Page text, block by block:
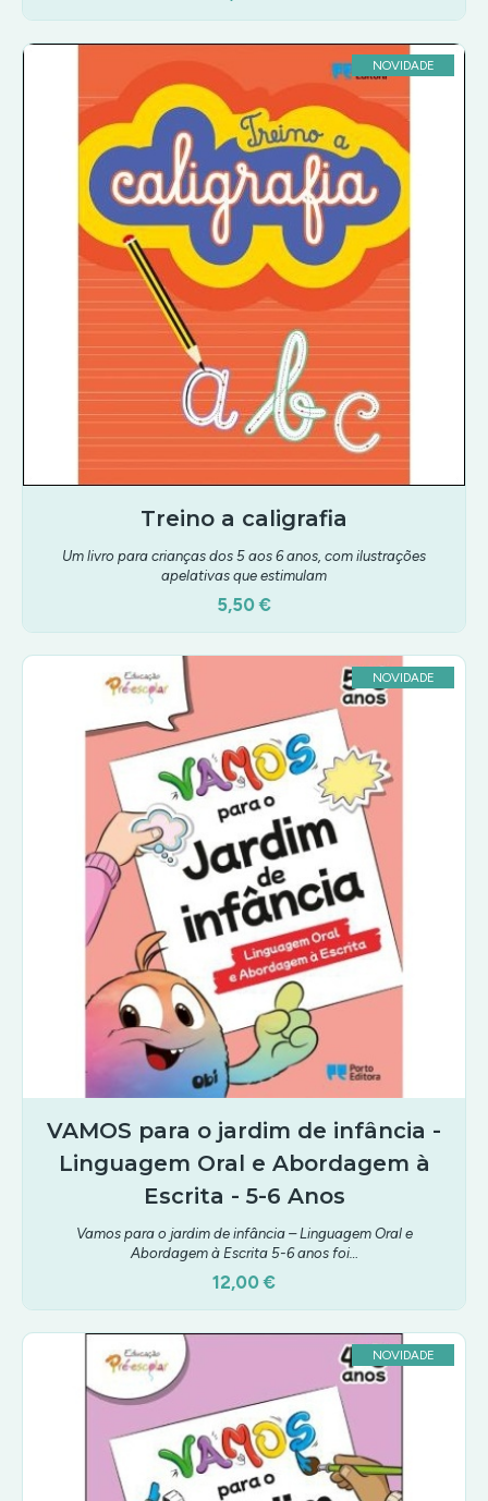
NOVIDADE
Treino a caligrafia
Um livro para crianças dos 5 aos 6 anos, com ilustrações
apelativas que estimulam
5,50 €
NOVIDADE
VAMOS para o jardim de infância -
Linguagem Oral e Abordagem à
Escrita - 5-6 Anos
Vamos para o jardim de infância – Linguagem Oral e
Abordagem à Escrita 5-6 anos foi…
12,00 €
NOVIDADE